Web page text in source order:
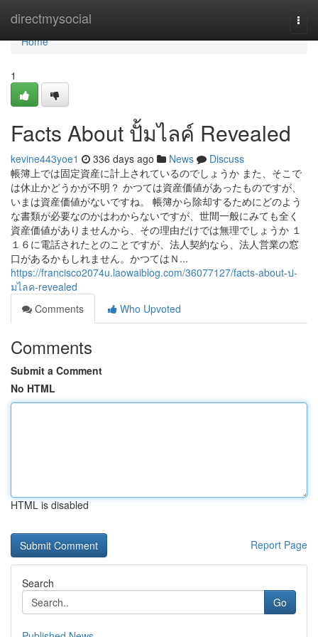
directmysocial
Home
Home
1
Facts About ปั้มไลค์ Revealed
kevine443yoe1 336 days ago News
Discuss
帳簿上では固定資産に計上されているのでしょうか また、そこで
は休止かどうかが不明？ かつては資産価値があったものですが、
いまは資産価値がないですね。 帳簿から除却するためにどのよう
な書類が必要なのかはわからないですが、世間一般にみても全く
資産価値がありませんから、その理由だけでは無理でしょうか １
１６に電話されたとのことですが、法人契約なら、法人営業の窓
口があるかもしれません。かつてはＮ...
https://francisco2074u.laowaiblog.com/36077127/facts-about-ป-
มไลค-revealed
Comments
Who Upvoted
Comments
Submit a Comment
No HTML
HTML is disabled
Report Page
Search
Go